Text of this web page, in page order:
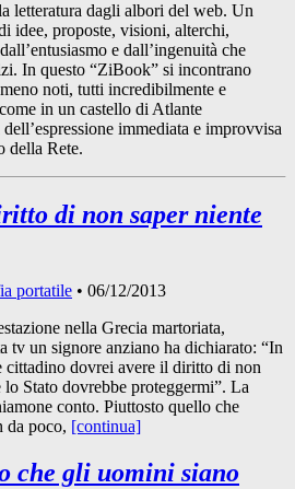
letteratura dagli albori del web. Un
idee, proposte, visioni, alterchi,
e dall’ingenuità che
In questo “ZiBook” si incontrano
noti, tutti incredibilmente e
in un castello di Atlante
immediata e improvvisa
della Rete.
di non saper niente
portatile • 06/12/2013
nella Grecia martoriata,
tv un signore anziano ha dichiarato: “In
cittadino dovrei avere il diritto di non
Stato dovrebbe proteggermi”. La
conto. Piuttosto quello che
da poco, [continua]
che gli uomini siano